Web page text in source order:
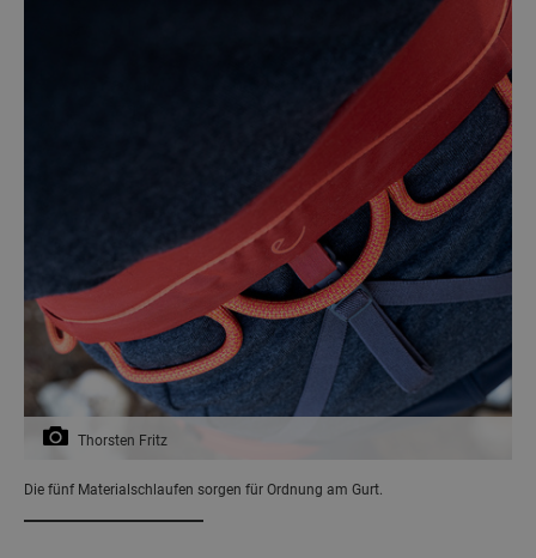
Thorsten Fritz
Die fünf Materialschlaufen sorgen für Ordnung am Gurt.